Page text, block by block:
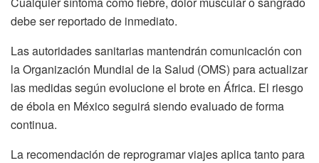
debe ser reportado de inmediato.
Las autoridades sanitarias mantendrán comunicación con
la Organización Mundial de la Salud (OMS) para actualizar
las medidas según evolucione el brote en África. El riesgo
de ébola en México seguirá siendo evaluado de forma
continua.
La recomendación de reprogramar viajes aplica tanto para